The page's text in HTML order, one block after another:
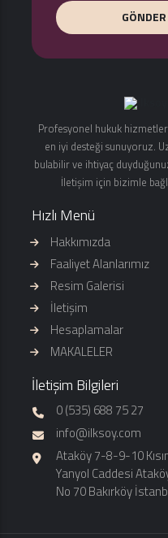
Profesyonel hukuk
en iyi desteği sunuyoruz.
bulabilir ve ihtiyaç
İletişim için bizimle
Hızlı Menü
Hakkımızda
Faaliyet Alanlarımız
Resim Galerisi
İletişim
Hesaplamalar
MAKALELER
İletişim Bilgileri
0 (535) 688 75 27
info@ilksoy.com
Ataköy 7-8-9-10
Yanyol Caddesi
No 70 Bakırköy